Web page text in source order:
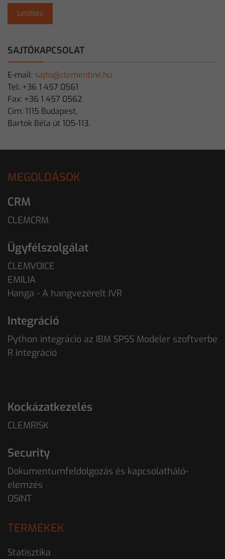
Letöltés
SAJTÓKAPCSOLAT
E-mail: sajto@clementine.hu
Tel: +36 1 457 0561
Fax: +36 1 457 0562
Cím: 1115 Budapest,
Bartók Béla út 105-113.
MEGOLDÁSOK
CRM
CLEMCRM
Ügyfélszolgálat
CLEMVOICE
EMILIA
Hanga - A hangvezérelt IVR
Integráció
Python integráció az IBM SPSS Modeler szoftverbe
R integráció
Kockázatkezelés
CLEMRISK
Security
Dokumentumfeldolgozás és kapcsolatháló-
elemzés
OSINT
TERMÉKEK
Statisztika